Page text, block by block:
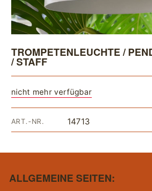
TROMPETENLEUCHTE /
/ STAFF
nicht mehr verfügbar
ART.-NR. 14713
ALLGEMEINE SEITEN: